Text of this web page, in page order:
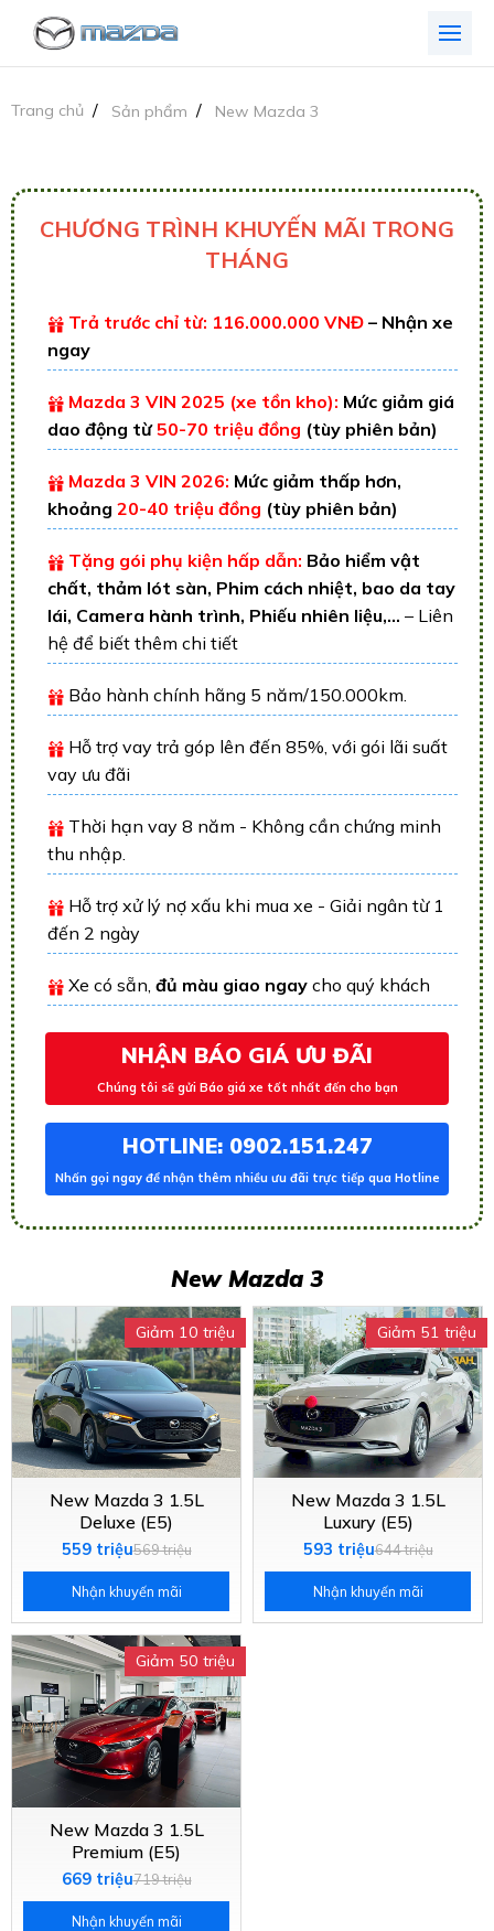
Trang chủ Sản phẩm New Mazda 3
New Mazda 3
Giảm 10 triệu
New Mazda 3 1.5L
Deluxe (E5)
559 triệu569 triệu
Nhận khuyến mãi
Giảm 51 triệu
New Mazda 3 1.5L
Luxury (E5)
593 triệu644 triệu
Nhận khuyến mãi
Giảm 50 triệu
New Mazda 3 1.5L
Premium (E5)
669 triệu719 triệu
Nhận khuyến mãi
CHƯƠNG TRÌNH KHUYẾN MÃI TRONG
THÁNG
Trả trước chỉ từ: 116.000.000 VNĐ – Nhận xe
ngay
Mazda 3 VIN 2025 (xe tồn kho): Mức giảm giá
dao động từ50-70 triệu đồng (tùy phiên bản)
Mazda 3 VIN 2026: Mức giảm thấp hơn,
khoảng 20-40 triệu đồng (tùy phiên bản)
Tặng gói phụ kiện hấp dẫn: Bảo hiểm vật
chất, thảm lót sàn, Phim cách nhiệt, bao da tay
lái, Camera hành trình, Phiếu nhiên liệu,... – Liên
hệ để biết thêm chi tiết
Bảo hành chính hãng 5 năm/150.000km.
Hỗ trợ vay trả góp lên đến 85%, với gói lãi suất
vay ưu đãi
Thời hạn vay 8 năm - Không cần chứng minh
thu nhập.
Hỗ trợ xử lý nợ xấu khi mua xe - Giải ngân từ 1
đến 2 ngày
Xe có sẵn, đủ màu giao ngay cho quý khách
NHẬN BÁO GIÁ ƯU ĐÃI
Chúng tôi sẽ gửi Báo giá xe tốt nhất đến cho bạn
HOTLINE: 0902.151.247
Nhấn gọi ngay để nhận thêm nhiều ưu đãi trực tiếp qua Hotline